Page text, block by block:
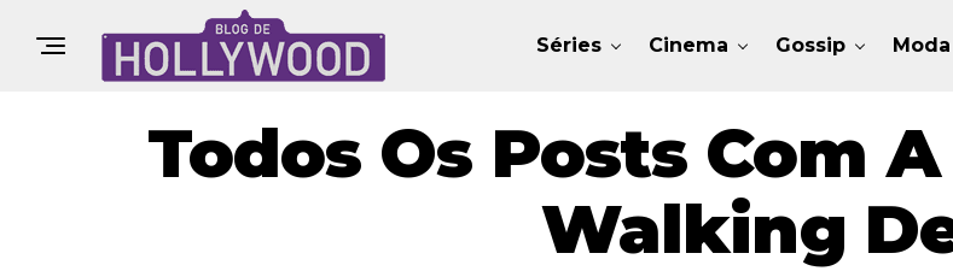
Séries Cinema Gossip Moda
Todos Os Posts Com
Walking